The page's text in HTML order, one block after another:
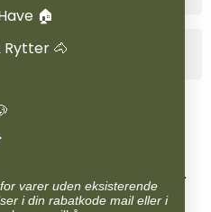
🏠
Rytter 🐴
varer uden eksisterende
i din rabatkode mail eller i